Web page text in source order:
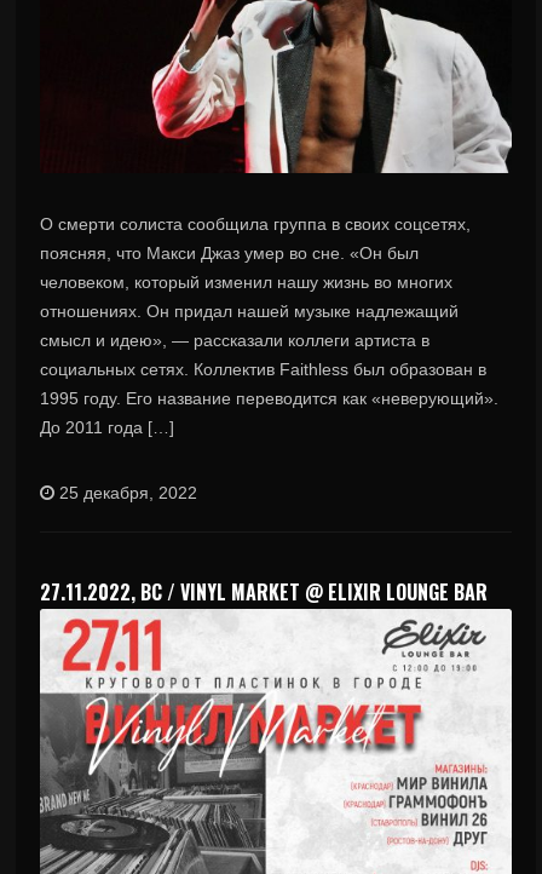
О смерти солиста сообщила группа в своих соцсетях,
поясняя, что Макси Джаз умер во сне. «Он был
человеком, который изменил нашу жизнь во многих
отношениях. Он придал нашей музыке надлежащий
смысл и идею», — рассказали коллеги артиста в
социальных сетях. Коллектив Faithless был образован в
1995 году. Его название переводится как «неверующий».
До 2011 года […]
25 декабря, 2022
27.11.2022, ВС / VINYL MARKET @ ELIXIR LOUNGE BAR